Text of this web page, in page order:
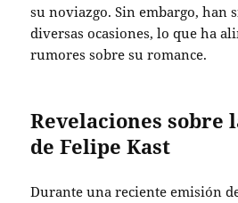
su noviazgo. Sin embargo, han
diversas ocasiones, lo que ha
rumores sobre su romance.
Revelaciones
de Felipe Kast
Durante una reciente emisión